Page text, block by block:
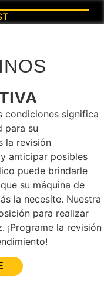
condiciones significa
para su
la revisión
anticipar posibles
puede brindarle
su máquina de
la necesite. Nuestra
para realizar
¡Programe la revisión